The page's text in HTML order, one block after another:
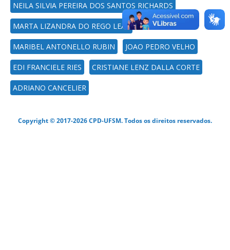
NEILA SILVIA PEREIRA DOS SANTOS RICHARDS
MARTA LIZANDRA DO REGO LEAL
MARIBEL ANTONELLO RUBIN JOAO PEDRO VELHO
EDI FRANCIELE RIES CRISTIANE LENZ DALLA CORTE
ADRIANO CANCELIER
Copyright © 2017-2026 CPD-UFSM. Todos os direitos reservados.